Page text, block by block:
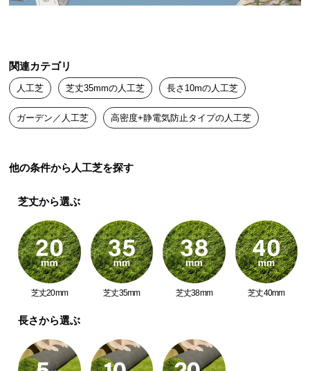
送
て
小
型
の
送
つ
い
て
開
設
置
サ
関連カテゴリ
人工芝 芝丈35mmの人工芝 長さ10mの人工芝
ガーデン／人工芝 高密度+静電気防止タイプの人工芝
他の条件から人工芝を探す
芝丈から選ぶ
芝丈20mm 芝丈35mm 芝丈38mm 芝丈40mm
長さから選ぶ